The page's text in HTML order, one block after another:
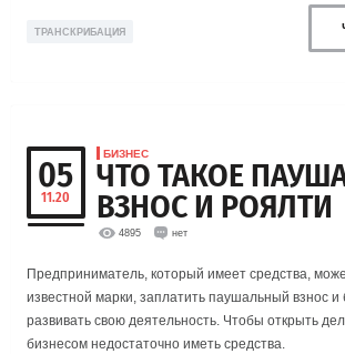
ТРАНСКРИБАЦИЯ
05
11.20
БИЗНЕС
ЧТО ТАКОЕ
ВЗНОС И РОЯЛТИ
4895 нет
Предприниматель, который имеет средства,
известной марки, заплатить паушальный взнос и
развивать свою деятельность. Чтобы открыть
бизнесом недостаточно иметь средства.